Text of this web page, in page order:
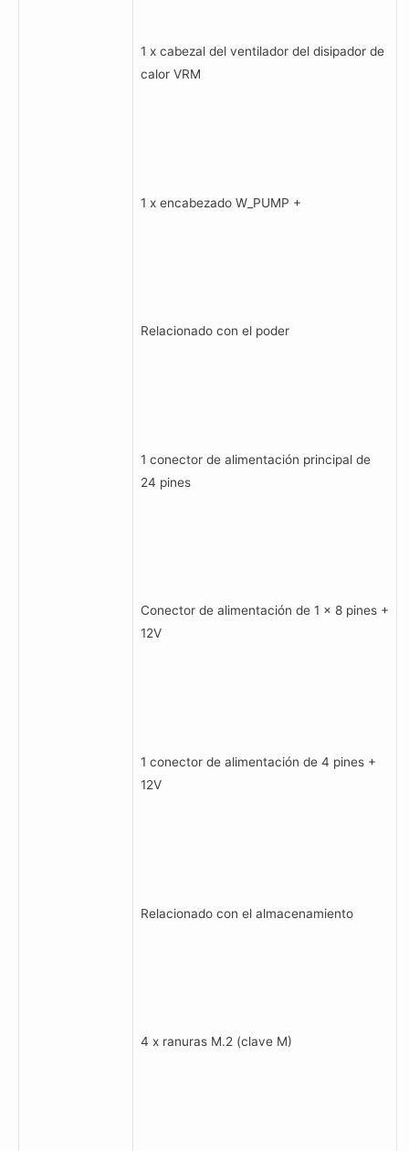
1 x cabezal del ventilador del disipador de
calor VRM
1 x encabezado W_PUMP +
Relacionado con el poder
1 conector de alimentación principal de
24 pines
Conector de alimentación de 1 x 8 pines +
12V
1 conector de alimentación de 4 pines +
12V
Relacionado con el almacenamiento
4 x ranuras M.2 (clave M)